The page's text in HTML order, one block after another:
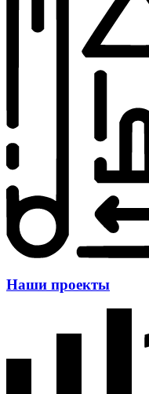
Наши проекты